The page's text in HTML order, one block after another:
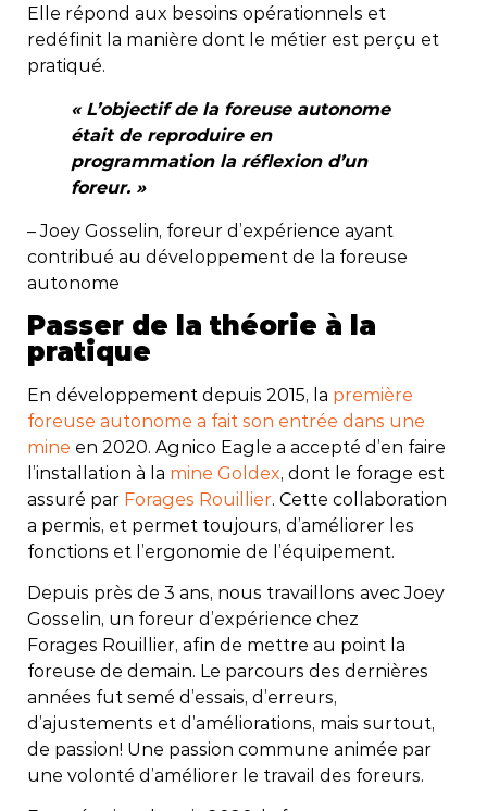
Elle répond aux besoins opérationnels et
redéfinit la manière dont le métier est perçu et
pratiqué.
« L’objectif de la foreuse autonome
était de reproduire en
programmation la réflexion d’un
foreur. »
– Joey Gosselin, foreur d’expérience ayant
contribué au développement de la foreuse
autonome
Passer de la théorie à la
pratique
En développement depuis 2015, la première
foreuse autonome a fait son entrée dans une
mine en 2020. Agnico Eagle a accepté d’en faire
l’installation à la mine Goldex, dont le forage est
assuré par Forages Rouillier. Cette collaboration
a permis, et permet toujours, d’améliorer les
fonctions et l’ergonomie de l’équipement.
Depuis près de 3 ans, nous travaillons avec Joey
Gosselin, un foreur d’expérience chez
Forages Rouillier, afin de mettre au point la
foreuse de demain. Le parcours des dernières
années fut semé d’essais, d’erreurs,
d’ajustements et d’améliorations, mais surtout,
de passion! Une passion commune animée par
une volonté d’améliorer le travail des foreurs.